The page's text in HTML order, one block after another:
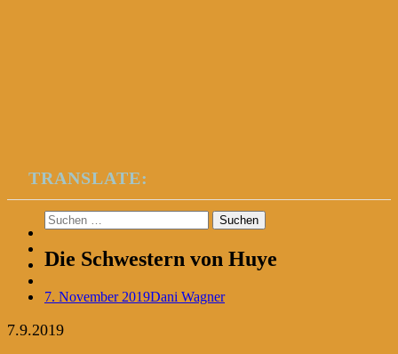
TRANSLATE:
Suchen
nach:
Die Schwestern von Huye
7. November 2019Dani Wagner
7.9.2019